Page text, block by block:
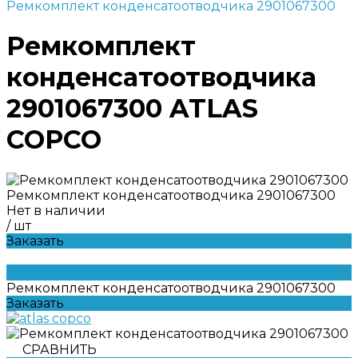
Ремкомплект конденсатоотводчика 2901067300
Ремкомплект
конденсатоотводчика
2901067300 ATLAS
COPCO
Ремкомплект конденсатоотводчика 2901067300
Нет в наличии
/ шт
Заказать
Ремкомплект конденсатоотводчика 2901067300
Заказать
СРАВНИТЬ